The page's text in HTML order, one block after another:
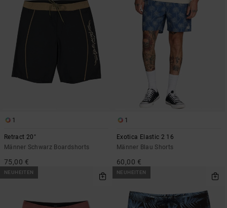
1
Retract 20"
Männer Schwarz Boardshorts
75,00 €
1
Exotica Elastic 2 16
Männer Blau Shorts
60,00 €
NEUHEITEN NEUHEITEN